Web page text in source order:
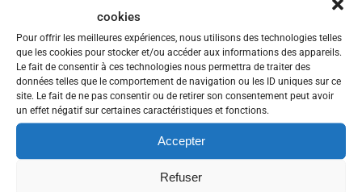
cookies
Pour offrir les meilleures expériences, nous utilisons des technologies telles
que les cookies pour stocker et/ou accéder aux informations des appareils.
Le fait de consentir à ces technologies nous permettra de traiter des
données telles que le comportement de navigation ou les ID uniques sur ce
site. Le fait de ne pas consentir ou de retirer son consentement peut avoir
un effet négatif sur certaines caractéristiques et fonctions.
Accepter
Refuser
Retour sur le hackathon Collateral
Freedom
collateral freedom,hackathon